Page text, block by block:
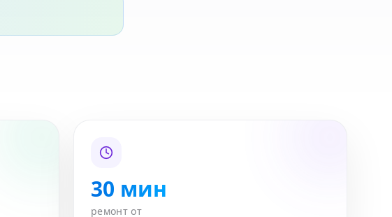
30 мин
ремонт от